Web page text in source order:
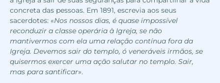
concreta das pessoas. Em 1891, escrevia aos seus
sacerdotes: «Nos nossos dias, é quase impossível
reconduzir a classe operária à Igreja, se não
mantivermos com ela uma relação contínua fora da
Igreja. Devemos sair do templo, ó veneráveis irmãos, se
quisermos exercer uma ação salutar no templo. Sair,
mas para santificar».